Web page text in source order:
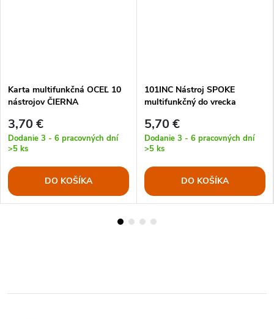
Karta multifunkčná OCEĽ 10
nástrojov ČIERNA
3,70 €
Dodanie 3 - 6 pracovných dní
>5 ks
DO KOŠÍKA
101INC Nástroj SPOKE
multifunkčný do vrecka
5,70 €
Dodanie 3 - 6 pracovných dní
>5 ks
DO KOŠÍKA